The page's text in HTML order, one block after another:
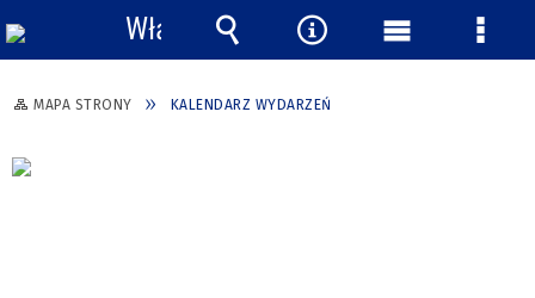
MAPA STRONY KALENDARZ WYDARZEŃ
Włącz
powiadomienia
Wyszukiwarka
Narzędzia
Menu Menu